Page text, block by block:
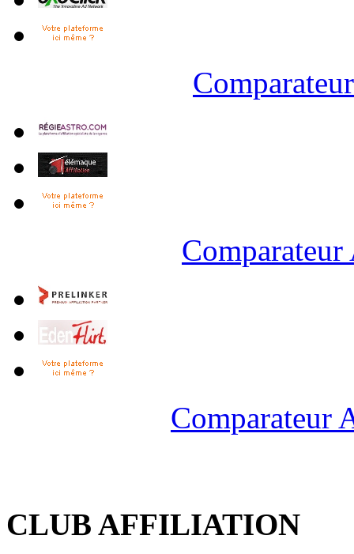
Comparateur
CLUB AFFILIATION